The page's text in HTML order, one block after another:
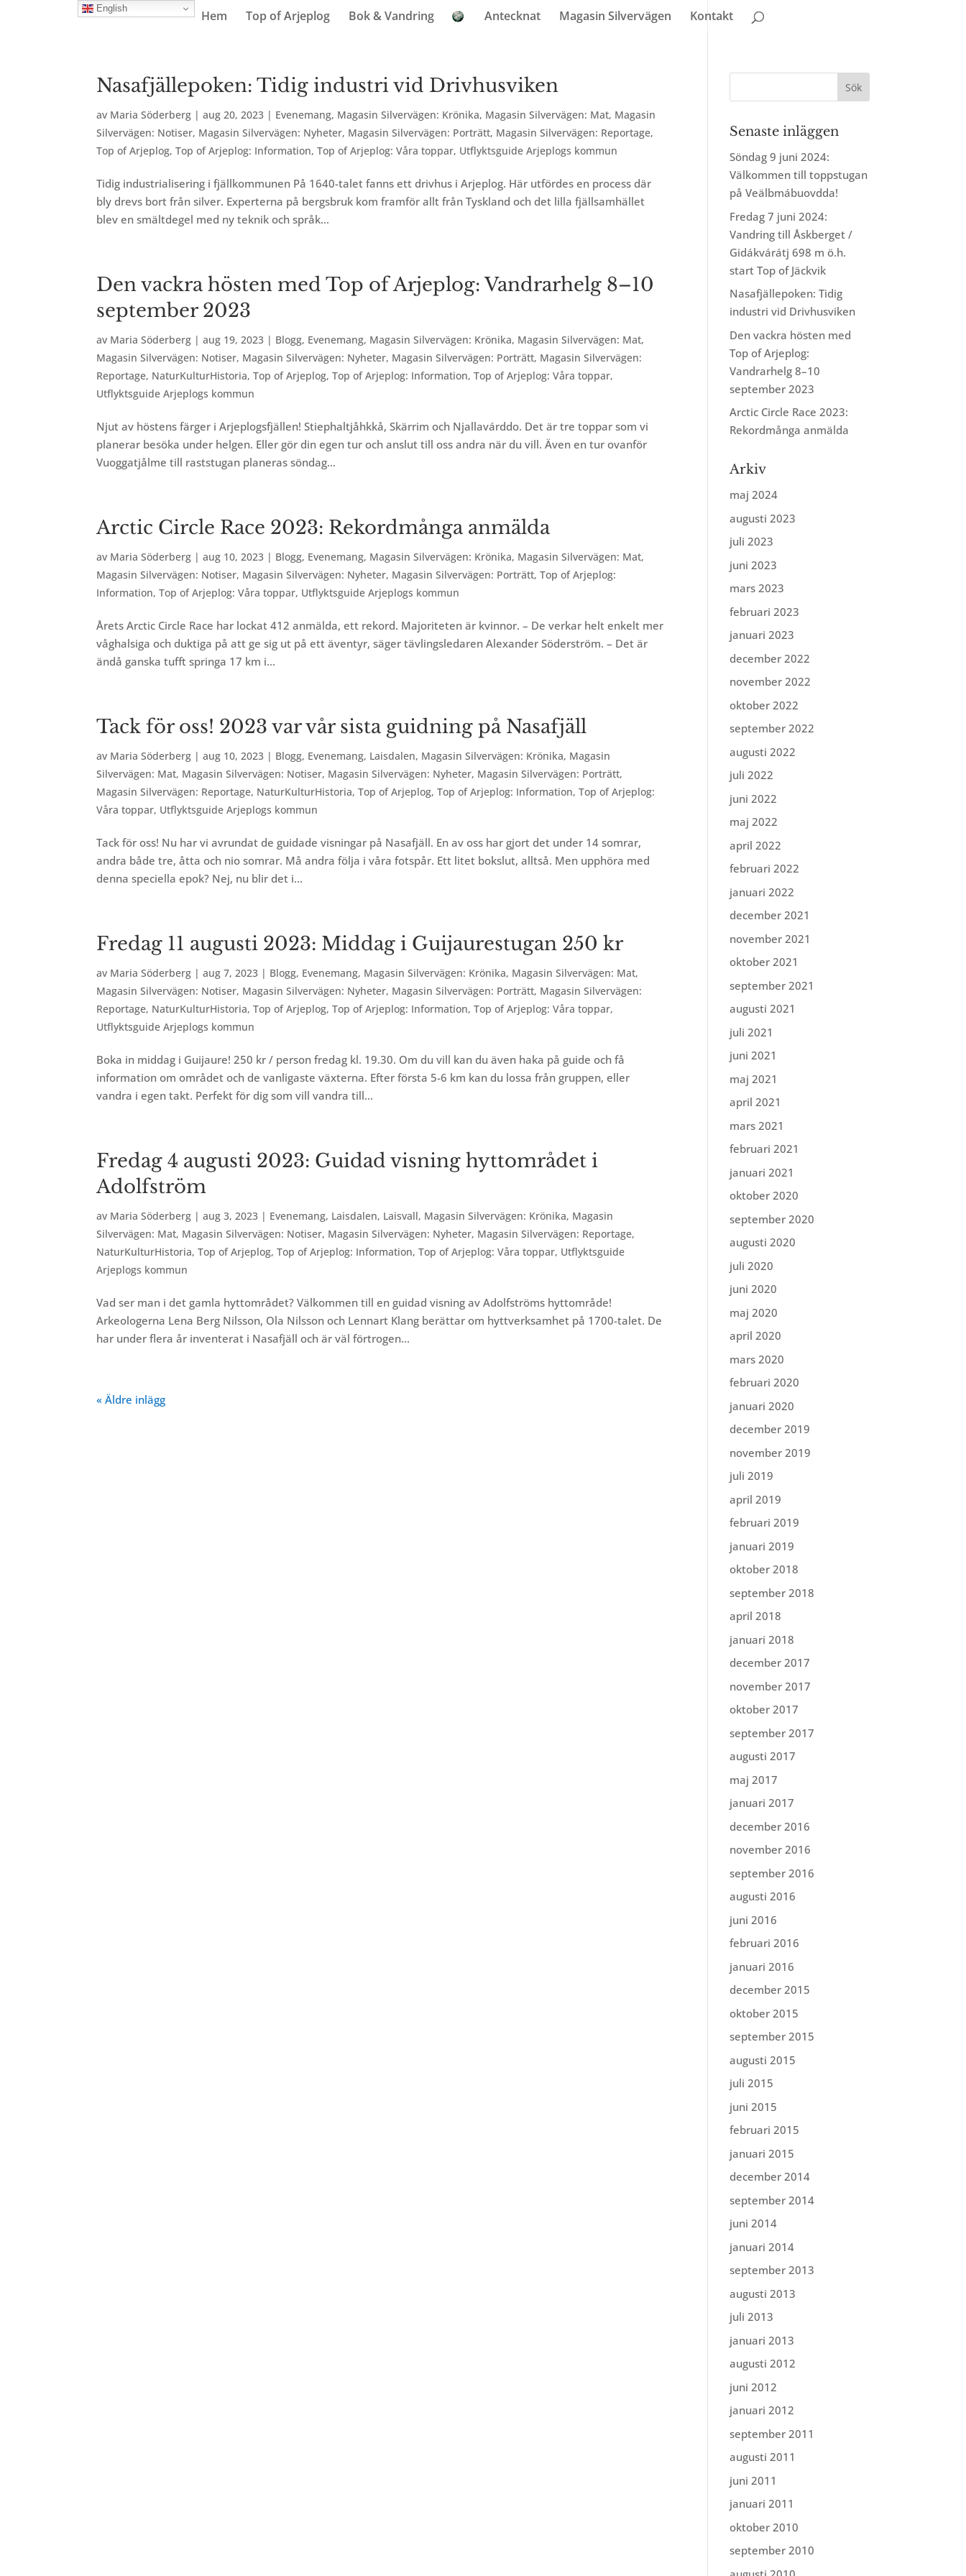
Hem Top of Arjeplog Bok & Vandring Antecknat Magasin Silvervägen Kontakt
Nasafjällepoken: Tidig industri vid Drivhusviken
av Maria Söderberg |aug 20, 2023 | Evenemang, Magasin Silvervägen: Krönika, Magasin Silvervägen: Mat, Magasin
Silvervägen: Notiser, Magasin Silvervägen: Nyheter, Magasin Silvervägen: Porträtt, Magasin Silvervägen: Reportage,
Top of Arjeplog,Top of Arjeplog: Information,Top of Arjeplog: Våra toppar, Utflyktsguide Arjeplogs kommun
Tidig industrialisering i fjällkommunen På 1640-talet fanns ett drivhus i Arjeplog. Här utfördes en process där
bly drevs bort från silver. Experterna på bergsbruk kom framför allt från Tyskland och det lilla fjällsamhället
blev en smältdegel med ny teknik och språk...
Den vackra hösten med Top of Arjeplog: Vandrarhelg 8–10
september 2023
av Maria Söderberg |aug 19, 2023 | Blogg, Evenemang, Magasin Silvervägen: Krönika, Magasin Silvervägen: Mat,
Magasin Silvervägen: Notiser, Magasin Silvervägen: Nyheter, Magasin Silvervägen: Porträtt, Magasin Silvervägen:
Reportage, NaturKulturHistoria,Top of Arjeplog,Top of Arjeplog: Information,Top of Arjeplog: Våra toppar,
Utflyktsguide Arjeplogs kommun
Njut av höstens färger i Arjeplogsfjällen! Stiephaltjåhkkå, Skärrim och Njallavárddo. Det är tre toppar som vi
planerar besöka under helgen. Eller gör din egen tur och anslut till oss andra när du vill. Även en tur ovanför
Vuoggatjålme till raststugan planeras söndag...
Arctic Circle Race 2023: Rekordmånga anmälda
av Maria Söderberg |aug 10, 2023 | Blogg, Evenemang, Magasin Silvervägen: Krönika, Magasin Silvervägen: Mat,
Magasin Silvervägen: Notiser, Magasin Silvervägen: Nyheter, Magasin Silvervägen: Porträtt,Top of Arjeplog:
Information,Top of Arjeplog: Våra toppar, Utflyktsguide Arjeplogs kommun
Årets Arctic Circle Race har lockat 412 anmälda, ett rekord. Majoriteten är kvinnor. – De verkar helt enkelt mer
våghalsiga och duktiga på att ge sig ut på ett äventyr, säger tävlingsledaren Alexander Söderström. – Det är
ändå ganska tufft springa 17 km i...
Tack för oss! 2023 var vår sista guidning på Nasafjäll
av Maria Söderberg |aug 10, 2023 | Blogg, Evenemang, Laisdalen, Magasin Silvervägen: Krönika, Magasin
Silvervägen: Mat, Magasin Silvervägen: Notiser, Magasin Silvervägen: Nyheter, Magasin Silvervägen: Porträtt,
Magasin Silvervägen: Reportage, NaturKulturHistoria,Top of Arjeplog,Top of Arjeplog: Information,Top of Arjeplog:
Våra toppar, Utflyktsguide Arjeplogs kommun
Tack för oss! Nu har vi avrundat de guidade visningar på Nasafjäll. En av oss har gjort det under 14 somrar,
andra både tre, åtta och nio somrar. Må andra följa i våra fotspår. Ett litet bokslut, alltså. Men upphöra med
denna speciella epok? Nej, nu blir det i...
Fredag 11 augusti 2023: Middag i Guijaurestugan 250 kr
av Maria Söderberg |aug 7, 2023 | Blogg, Evenemang, Magasin Silvervägen: Krönika, Magasin Silvervägen: Mat,
Magasin Silvervägen: Notiser, Magasin Silvervägen: Nyheter, Magasin Silvervägen: Porträtt, Magasin Silvervägen:
Reportage, NaturKulturHistoria,Top of Arjeplog,Top of Arjeplog: Information,Top of Arjeplog: Våra toppar,
Utflyktsguide Arjeplogs kommun
Boka in middag i Guijaure! 250 kr / person fredag kl. 19.30. Om du vill kan du även haka på guide och få
information om området och de vanligaste växterna. Efter första 5-6 km kan du lossa från gruppen, eller
vandra i egen takt. Perfekt för dig som vill vandra till...
Fredag 4 augusti 2023: Guidad visning hyttområdet i
Adolfström
av Maria Söderberg |aug 3, 2023 | Evenemang, Laisdalen, Laisvall, Magasin Silvervägen: Krönika, Magasin
Silvervägen: Mat, Magasin Silvervägen: Notiser, Magasin Silvervägen: Nyheter, Magasin Silvervägen: Reportage,
NaturKulturHistoria,Top of Arjeplog,Top of Arjeplog: Information,Top of Arjeplog: Våra toppar, Utflyktsguide
Arjeplogs kommun
Vad ser man i det gamla hyttområdet? Välkommen till en guidad visning av Adolfströms hyttområde!
Arkeologerna Lena Berg Nilsson, Ola Nilsson och Lennart Klang berättar om hyttverksamhet på 1700-talet. De
har under flera år inventerat i Nasafjäll och är väl förtrogen...
« Äldre inlägg
Senaste inläggen
Söndag 9 juni 2024:
Välkommen till toppstugan
på Veälbmábuovdda!
Fredag 7 juni 2024:
Vandring till Åskberget /
Gidákvárátj 698 m ö.h.
start Top of Jäckvik
Nasafjällepoken: Tidig
industri vid Drivhusviken
Den vackra hösten med
Top of Arjeplog:
Vandrarhelg 8–10
september 2023
Arctic Circle Race 2023:
Rekordmånga anmälda
Arkiv
maj 2024
augusti 2023
juli 2023
juni 2023
mars 2023
februari 2023
januari 2023
december 2022
november 2022
oktober 2022
september 2022
augusti 2022
juli 2022
juni 2022
maj 2022
april 2022
februari 2022
januari 2022
december 2021
november 2021
oktober 2021
september 2021
augusti 2021
juli 2021
juni 2021
maj 2021
april 2021
mars 2021
februari 2021
januari 2021
oktober 2020
september 2020
augusti 2020
juli 2020
juni 2020
maj 2020
april 2020
mars 2020
februari 2020
januari 2020
december 2019
november 2019
juli 2019
april 2019
februari 2019
januari 2019
oktober 2018
september 2018
april 2018
januari 2018
december 2017
november 2017
oktober 2017
september 2017
augusti 2017
maj 2017
januari 2017
december 2016
november 2016
september 2016
augusti 2016
juni 2016
februari 2016
januari 2016
december 2015
oktober 2015
september 2015
augusti 2015
juli 2015
juni 2015
februari 2015
januari 2015
december 2014
september 2014
juni 2014
januari 2014
september 2013
augusti 2013
juli 2013
januari 2013
augusti 2012
juni 2012
januari 2012
september 2011
augusti 2011
juni 2011
januari 2011
oktober 2010
september 2010
English